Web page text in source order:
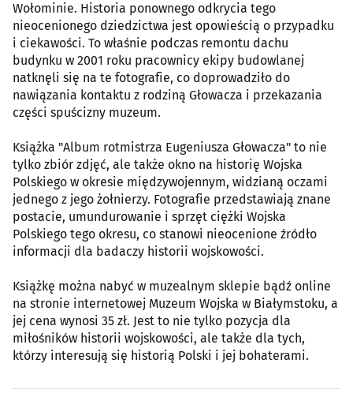
Wołominie. Historia ponownego odkrycia tego
nieocenionego dziedzictwa jest opowieścią o przypadku
i ciekawości. To właśnie podczas remontu dachu
budynku w 2001 roku pracownicy ekipy budowlanej
natknęli się na te fotografie, co doprowadziło do
nawiązania kontaktu z rodziną Głowacza i przekazania
części spuścizny muzeum.
Książka "Album rotmistrza Eugeniusza Głowacza" to nie
tylko zbiór zdjęć, ale także okno na historię Wojska
Polskiego w okresie międzywojennym, widzianą oczami
jednego z jego żołnierzy. Fotografie przedstawiają znane
postacie, umundurowanie i sprzęt ciężki Wojska
Polskiego tego okresu, co stanowi nieocenione źródło
informacji dla badaczy historii wojskowości.
Książkę można nabyć w muzealnym sklepie bądź online
na stronie internetowej Muzeum Wojska w Białymstoku, a
jej cena wynosi 35 zł. Jest to nie tylko pozycja dla
miłośników historii wojskowości, ale także dla tych,
którzy interesują się historią Polski i jej bohaterami.